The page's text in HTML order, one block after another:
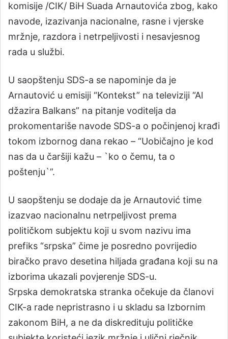
komisije /CIK/ BiH Suada Arnautovića zbog, kako
navode, izazivanja nacionalne, rasne i vjerske
mržnje, razdora i netrpeljivosti i nesavjesnog
rada u službi.
U saopštenju SDS-a se napominje da je
Arnautović u emisiji “Kontekst” na televiziji “Al
džazira Balkans” na pitanje voditelja da
prokomentariše navode SDS-a o počinjenoj krađi
tokom izbornog dana rekao – “Uobičajno je kod
nas da u čaršiji kažu – `ko o čemu, ta o
poštenju`”.
U saopštenju se dodaje da je Arnautović time
izazvao nacionalnu netrpeljivost prema
političkom subjektu koji u svom nazivu ima
prefiks “srpska” čime je posredno povrijedio
biračko pravo desetina hiljada građana koji su na
izborima ukazali povjerenje SDS-u.
Srpska demokratska stranka očekuje da članovi
CIK-a rade nepristrasno i u skladu sa Izbornim
zakonom BiH, a ne da diskredituju političke